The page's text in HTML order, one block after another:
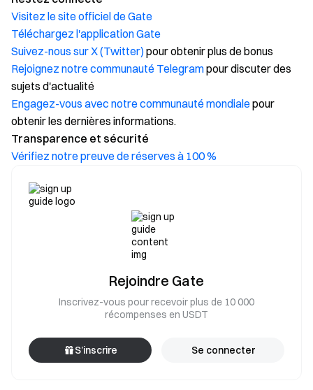
Visitez le site officiel de Gate
Téléchargez l'application Gate
Suivez-nous sur X (Twitter)pour obtenir plus de bonus
Rejoignez notre communauté Telegrampour discuter des
sujets d'actualité
Engagez-vous avec notre communauté mondialepour
obtenir les dernières informations.
Transparence et sécurité
Vérifiez notre preuve de réserves à 100 %
Rejoindre Gate
Inscrivez-vous pour recevoir plus de 10 000
récompenses en USDT
S’inscrire Se connecter